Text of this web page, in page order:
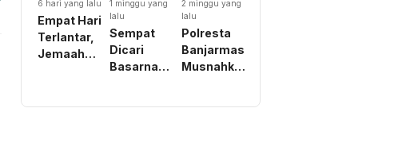
6 hari yang lalu
Empat Hari
Terlantar,
Jemaah
Tour
1 minggu yang
lalu
Sempat
Dicari
Basarnas
2 minggu yang
lalu
Polresta
Banjarmasin
Musnahkan